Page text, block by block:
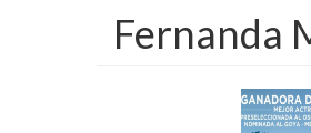
Fernanda